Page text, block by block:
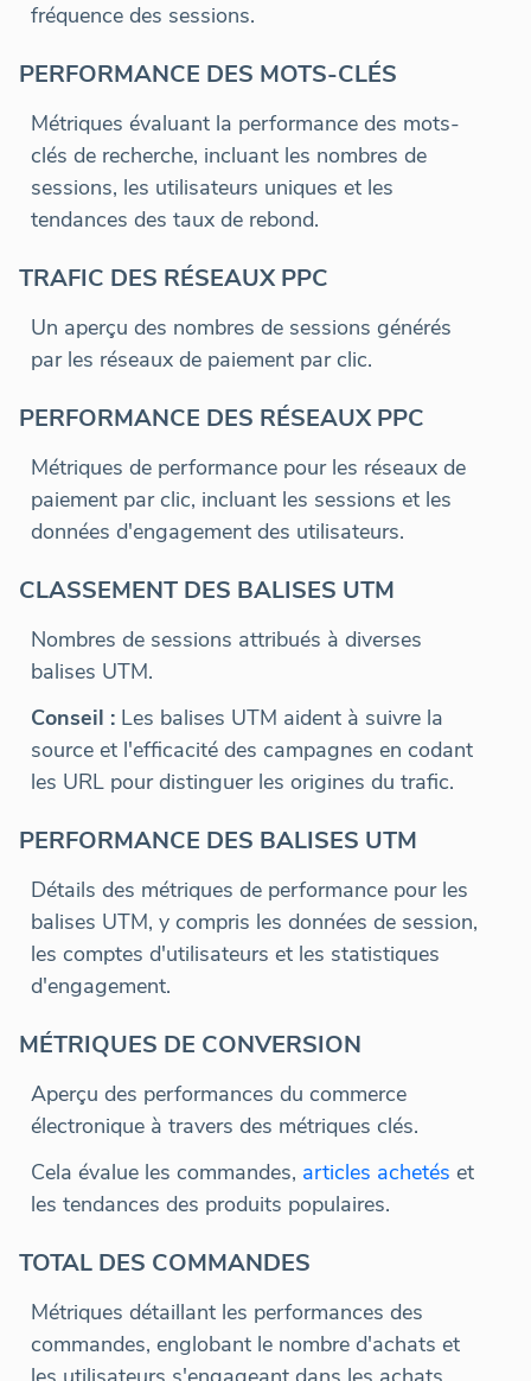
fréquence des sessions.
PERFORMANCE DES MOTS-CLÉS
Métriques évaluant la performance des mots-
clés de recherche, incluant les nombres de
sessions, les utilisateurs uniques et les
tendances des taux de rebond.
TRAFIC DES RÉSEAUX PPC
Un aperçu des nombres de sessions générés
par les réseaux de paiement par clic.
PERFORMANCE DES RÉSEAUX PPC
Métriques de performance pour les réseaux de
paiement par clic, incluant les sessions et les
données d'engagement des utilisateurs.
CLASSEMENT DES BALISES UTM
Nombres de sessions attribués à diverses
balises UTM.
Conseil : Les balises UTM aident à suivre la
source et l'efficacité des campagnes en codant
les URL pour distinguer les origines du trafic.
PERFORMANCE DES BALISES UTM
Détails des métriques de performance pour les
balises UTM, y compris les données de session,
les comptes d'utilisateurs et les statistiques
d'engagement.
MÉTRIQUES DE CONVERSION
Aperçu des performances du commerce
électronique à travers des métriques clés.
Cela évalue les commandes, articles achetés et
les tendances des produits populaires.
TOTAL DES COMMANDES
Métriques détaillant les performances des
commandes, englobant le nombre d'achats et